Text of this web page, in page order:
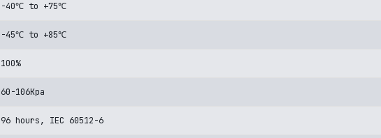
-40℃ to +75℃
-45℃ to +85℃
100%
60-106Kpa
96 hours, IEC 60512-6